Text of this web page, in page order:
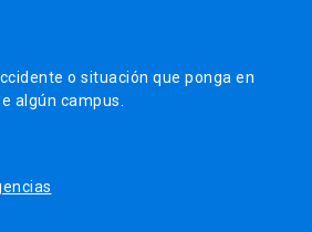
o situación que ponga en
algún campus.